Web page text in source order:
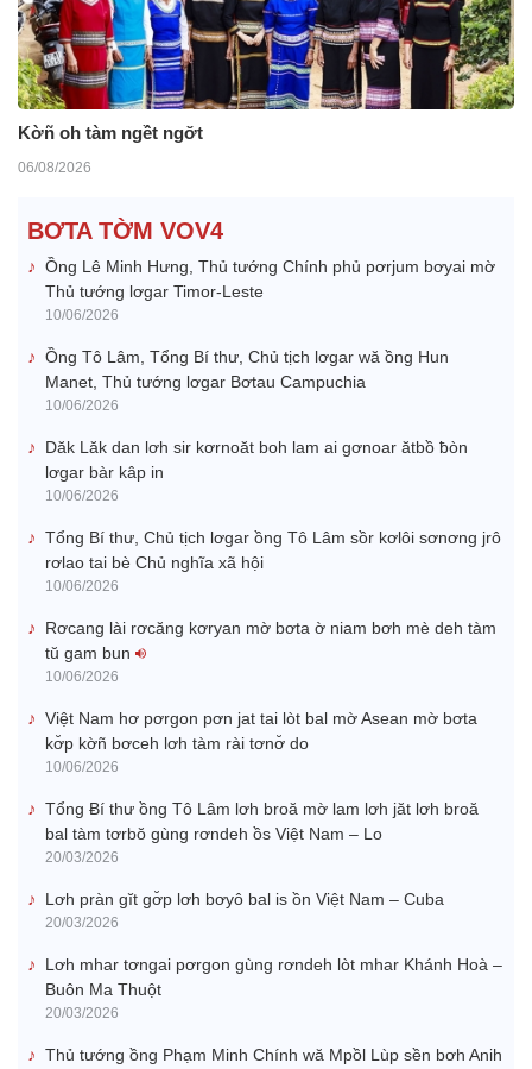
Kờñ oh tàm ngềt ngơ̆t
06/08/2026
BƠTA TỜM VOV4
Ồng Lê Minh Hưng, Thủ tướng Chính phủ pơrjum bơyai mờ
Thủ tướng lơgar Timor-Leste
10/06/2026
Ồng Tô Lâm, Tổng Bí thư, Chủ tịch lơgar wă ồng Hun
Manet, Thủ tướng lơgar Bơtau Campuchia
10/06/2026
Dăk Lăk dan lơh sir kơrnoăt boh lam ai gơnoar ătbồ ƀòn
lơgar bàr kâp in
10/06/2026
Tổng Bí thư, Chủ tịch lơgar ồng Tô Lâm sồr kơlôi sơnơng jrô
rơlao tai bè Chủ nghĩa xã hội
10/06/2026
Rơcang lài rơcăng kơryan mờ bơta ờ niam bơh mè deh tàm
tŭ gam bun
10/06/2026
Việt Nam hơ pơrgon pơn jat tai lòt bal mờ Asean mờ bơta
kơ̆p kờñ bơceh lơh tàm rài tơnơ̆ do
10/06/2026
Tổng Ƀí thư ồng Tô Lâm lơh broă mờ lam lơh jăt lơh broă
bal tàm tơrbŏ gùng rơndeh ồs Việt Nam – Lo
20/03/2026
Lơh pràn gĭt gơ̆p lơh bơyô bal is ồn Việt Nam – Cuba
20/03/2026
Lơh mhar tơngai pơrgon gùng rơndeh lòt mhar Khánh Hoà –
Buôn Ma Thuột
20/03/2026
Thủ tướng ồng Phạm Minh Chính wă Mpồl Lùp sền bơh Anih